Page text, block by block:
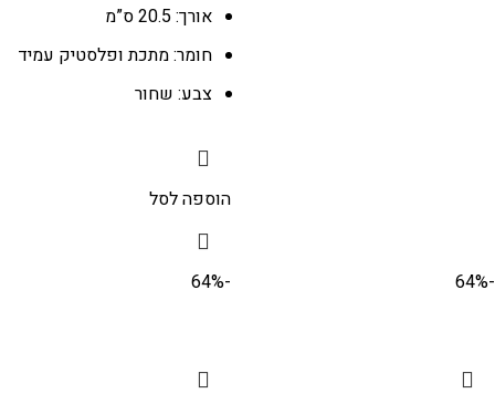
אורך: 20.5 ס”מ
חומר: מתכת ופלסטיק עמיד
צבע: שחור
הוספה לסל
-64%
-64%